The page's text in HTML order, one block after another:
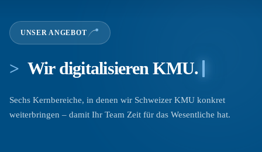
UNSER ANGEBOT
> Wir digitalisieren KMU.
Sechs Kernbereiche, in denen wir Schweizer KMU konkret
weiterbringen – damit Ihr Team Zeit für das Wesentliche hat.